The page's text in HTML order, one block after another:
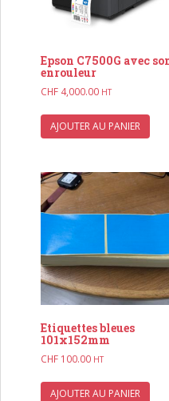
Epson C7500G avec
enrouleur
CHF 4,000.00 HT
AJOUTER AU PANIER
Etiquettes bleues
101x152mm
CHF 100.00 HT
AJOUTER AU PANIER